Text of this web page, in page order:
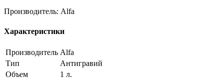
Производитель: Alfa
Характеристики
Производитель Alfa
Тип
Антигравий
Объем
1 л.